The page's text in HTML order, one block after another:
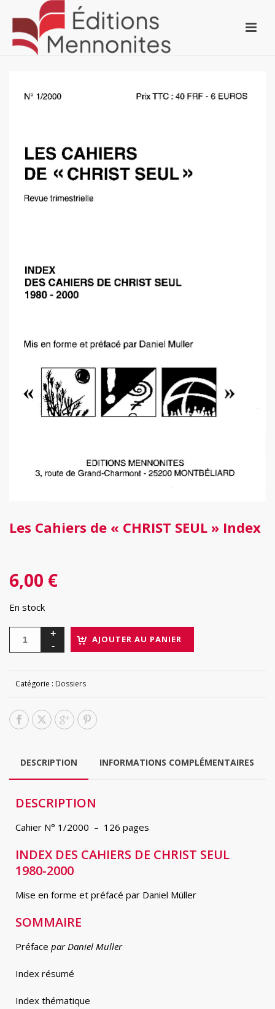
Les Cahiers de « CHRIST SEUL » Index
6,00 €
En stock
AJOUTER AU PANIER
Catégorie : Dossiers
DESCRIPTION INFORMATIONS COMPLÉMENTAIRES
DESCRIPTION
Cahier N° 1/2000 – 126 pages
INDEX DES CAHIERS DE CHRIST SEUL
1980-2000
Mise en forme et préfacé par Daniel Müller
SOMMAIRE
Préface par Daniel Muller
Index résumé
Index thématique